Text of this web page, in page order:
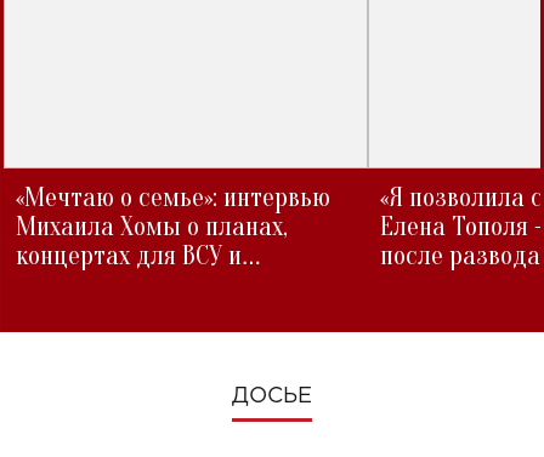
«Мечтаю о семье»: интервью
Михаила Хомы о планах,
концертах для ВСУ и
«Я позволила
Елена Тополя
после развода
ДОСЬЕ